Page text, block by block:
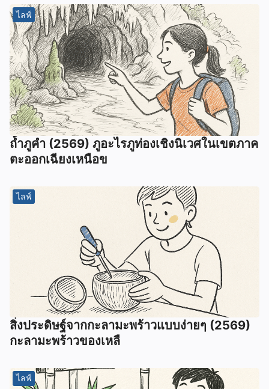
ไลฟ์
ถ้ำภูคำ (2569) ภูอะไรภูท่องเชิงนิเวศในเขตภาค
ตะออกเฉียงเหนือข
ไลฟ์
สิ่งประดิษฐ์จากกะลามะพร้าวแบบง่ายๆ (2569)
กะลามะพร้าวของเหลื
ไลฟ์